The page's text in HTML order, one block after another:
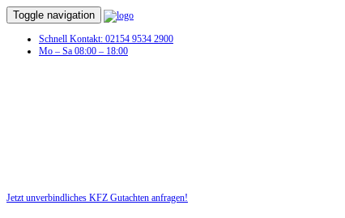
Toggle navigation
Schnell Kontakt: 02154 9534 2900
Mo – Sa 08:00 – 18:00
Jetzt unverbindliches KFZ Gutachten anfragen!